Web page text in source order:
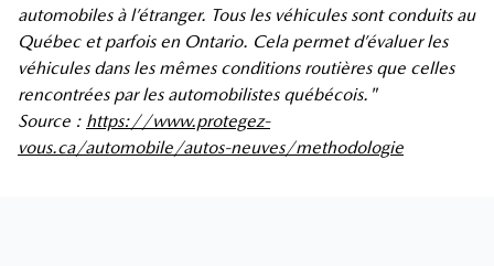
automobiles à l’étranger. Tous les véhicules sont conduits au
Québec et parfois en Ontario. Cela permet d’évaluer les
véhicules dans les mêmes conditions routières que celles
rencontrées par les automobilistes québécois."
Source : https://www.protegez-
vous.ca/automobile/autos-neuves/methodologie